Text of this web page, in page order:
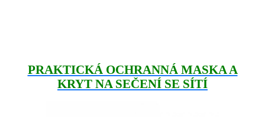
PRAKTICKÁ OCHRANNÁ MASKA A
KRYT NA SEČENÍ SE SÍTÍ